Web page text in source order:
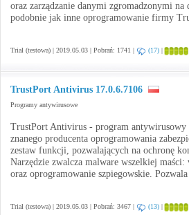
oraz zarządzanie danymi zgromadzonymi
podobnie jak inne oprogramowanie firmy
Trial (testowa) | 2019.05.03 | Pobrań: 1741 | (17) |
TrustPort Antivirus 17.0.6.7106
Programy antywirusowe
TrustPort Antivirus - program
znanego producenta oprogramowania
zestaw funkcji, pozwalających na ochronę
Narzędzie zwalcza malware wszelkiej
oraz oprogramowanie szpiegowskie.
Trial (testowa) | 2019.05.03 | Pobrań: 3467 | (13) |